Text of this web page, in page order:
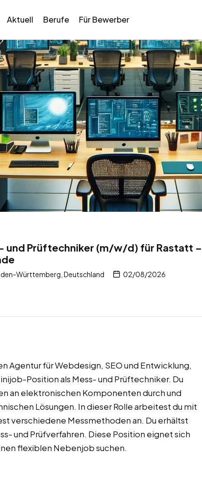
Aktuell Berufe Für Bewerber
und Prüftechniker (m/w/d) für Rastatt –
Württemberg, Deutschland 02/08/2026
Agentur für Webdesign, SEO und Entwicklung,
Position als Mess- und Prüftechniker. Du
an elektronischen Komponenten durch und
Lösungen. In dieser Rolle arbeitest du mit
verschiedene Messmethoden an. Du erhältst
und Prüfverfahren. Diese Position eignet sich
flexiblen Nebenjob suchen.